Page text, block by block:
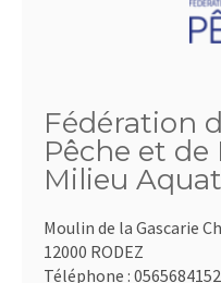
Fédération
Pêche et
Milieu
Moulin de la Gascarie
12000 RODEZ
Téléphone : 0565684152